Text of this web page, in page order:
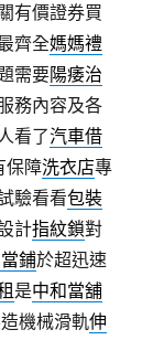
有價證券買
齊全媽媽禮
需要陽痿治
務內容及各
看了汽車借
保障洗衣店專
驗看看包裝
計指紋鎖對
鋪於超迅速
是中和當舖
機械滑軌伸